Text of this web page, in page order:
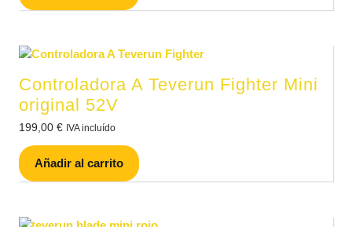
Controladora A Teverun Fighter Mini
original 52V
199,00 € IVA incluído
Añadir al carrito